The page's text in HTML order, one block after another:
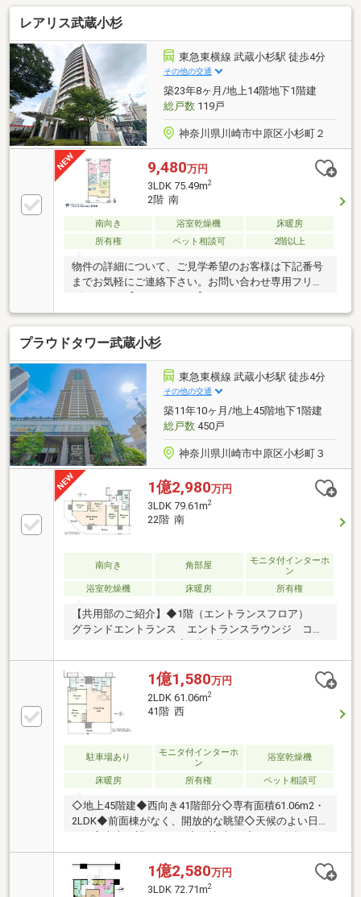
3.20平米)有・ゲストルーム等の共用施設有(一部有
料)・コンシェルジュサービス有・大型犬飼育可能(3階
以上／細則有)▼設備・2ボウル洗面台・トイレ2ヶ所※
プライベートロッカー約1.29平米は専有面積に含む※別
途、専用駐車場使用料、月額71000円要■ ご希望の住
まい探しをお手伝いします ━━━━━・・・物件の詳
細・ご相談はお気軽にお問い合わせください。
レアリス武蔵小杉
東急東横線 武蔵小杉駅 徒歩4分
その他の交通
築23年8ヶ月/地上14階地下1階建
総戸数119戸
神奈川県川崎市中原区小杉町２
9,480万円
3LDK 75.49m2
2階 南
南向き 浴室乾燥機
床暖房
所有権
ペット相談可 2階以上
物件の詳細について、ご見学希望のお客様は下記番号
までお気軽にご連絡下さい。お問い合わせ専用フリー
プラウドタワー武蔵小杉
東急東横線 武蔵小杉駅 徒歩4分
その他の交通
築11年10ヶ月/地上45階地下1階建
総戸数450戸
神奈川県川崎市中原区小杉町３
1億2,980万円
3LDK 79.61m2
22階 南
南向き 角部屋
モニタ付インターホ
ン
浴室乾燥機
床暖房 所有権
【共用部のご紹介】◆1階（エントランスフロア）
グランドエントランス エントランスラウンジ コン
ニティラウンジ ライブラリーラウンジ スタディル
ーム フィットネススタジオ キッズルーム リラク
ゼーションラウンジ◆44階（スカイフロア） スカイ
ビューキッチン ゲストルーム（洋室・和室）◆その
他共用設備 内廊下設計 各階ゴミステーション 食
配ステーション トランクルーム レンタサイクル
EV充電設備
1億1,580万円
2LDK 61.06m2
41階 西
駐車場あり
モニタ付インターホ
ン
浴室乾燥機
床暖房 所有権 ペット相談可
◇地上45階建◆西向き41階部分◇専有面積61.06m2・
2LDK◆前面棟がなく、開放的な眺望◇天候のよい日
LD・洋室：アクセントクロス キッチン ：カップボー
ド 洗面所 ：吊戸棚 廊下 ：エコカラット・ピクチ
ャレール 玄関 ：姿見◇約14.77m2のバルコニー41～
1億2,580万円
3LDK 72.71m2